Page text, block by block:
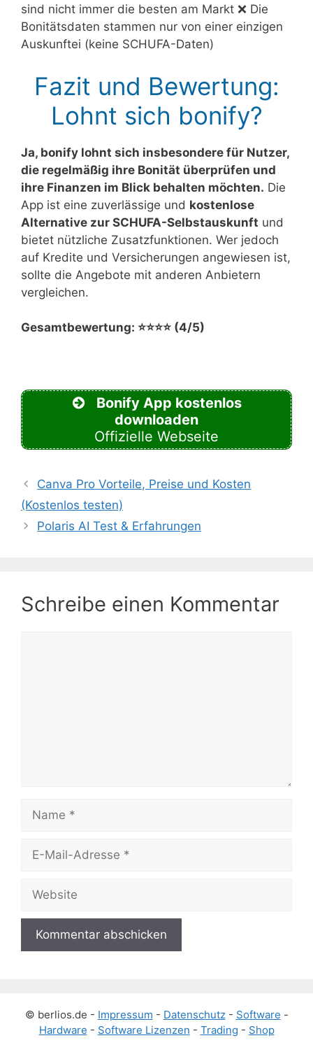
sind nicht immer die besten am Markt ❌ Die
Bonitätsdaten stammen nur von einer einzigen
Auskunftei (keine SCHUFA-Daten)
Fazit und Bewertung:
Lohnt sich bonify?
Ja, bonify lohnt sich insbesondere für Nutzer,
die regelmäßig ihre Bonität überprüfen und
ihre Finanzen im Blick behalten möchten. Die
App ist eine zuverlässige und kostenlose
Alternative zur SCHUFA-Selbstauskunft und
bietet nützliche Zusatzfunktionen. Wer jedoch
auf Kredite und Versicherungen angewiesen ist,
sollte die Angebote mit anderen Anbietern
vergleichen.
Gesamtbewertung: ⭐⭐⭐⭐ (4/5)
Bonify App kostenlos
downloaden
Offizielle Webseite
Canva Pro Vorteile, Preise und Kosten
(Kostenlos testen)
Polaris AI Test & Erfahrungen
Schreibe einen Kommentar
Name
Website
© berlios.de - Impressum - Datenschutz- Software -
Hardware - Software Lizenzen - Trading - Shop